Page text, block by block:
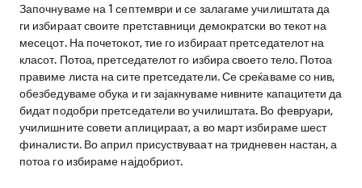
Започнуваме на 1 септември и се залагаме училиштата да
ги избираат своите претставници демократски во текот на
месецот. На почетокот, тие го избираат претседателот на
класот. Потоа, претседателот го избира своето тело. Потоа
правиме листа на сите претседатели. Се среќаваме со нив,
обезбедуваме обука и ги зајакнуваме нивните капацитети да
бидат подобри претседатели во училиштата. Во февруари,
училишните совети аплицираат, а во март избираме шест
финалисти. Во април присуствуваат на тридневен настан, а
потоа го избираме најдобриот.